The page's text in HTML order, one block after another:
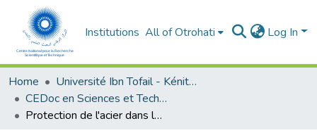
Institutions All of Otrohati Log In
Home
Université Ibn Tofail - Kénitra
CEDoc en Sciences et Techniques et Sciences Médicales (CED - STSM)
Protection de l'acier dans les solutions de décapage par l'utilisation de composés organiques écologiques